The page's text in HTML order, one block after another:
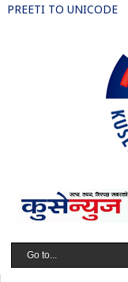
PREETI TO UNICODE